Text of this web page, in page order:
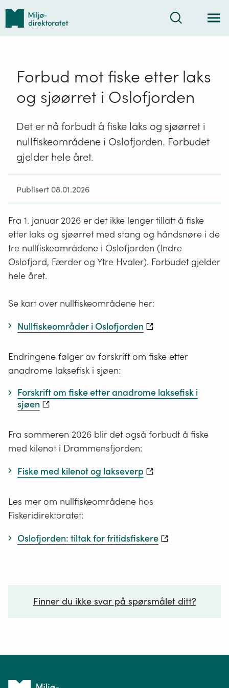
Tilbake
forsiden
Søk
Forbud mot fiske etter laks
og sjøørret i Oslofjorden
Det er nå forbudt å fiske laks og sjøørret i
nullfiskeområdene i Oslofjorden. Forbudet
gjelder hele året.
Publisert 08.01.2026
Fra 1. januar 2026 er det ikke lenger tillatt å fiske
etter laks og sjøørret med stang og håndsnøre i de
tre nullfiskeområdene i Oslofjorden (Indre
Oslofjord, Færder og Ytre Hvaler). Forbudet gjelder
hele året.
Se kart over nullfiskeområdene her:
Nullfiskeområder i Oslofjorden
Endringene følger av forskrift om fiske etter
anadrome laksefisk i sjøen:
Forskrift om fiske etter anadrome laksefisk i
sjøen
Fra sommeren 2026 blir det også forbudt å fiske
med kilenot i Drammensfjorden:
Fiske med kilenot og lakseverp
Les mer om nullfiskeområdene hos
Fiskeridirektoratet:
Oslofjorden: tiltak for fritidsfiskere
Finner du ikke svar på spørsmålet ditt?
Tilbake